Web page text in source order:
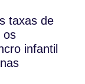
taxas de
os
infantil